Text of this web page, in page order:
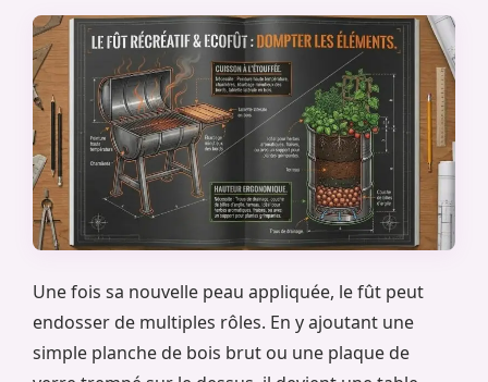
Une fois sa nouvelle peau appliquée, le fût peut
endosser de multiples rôles. En y ajoutant une
simple planche de bois brut ou une plaque de